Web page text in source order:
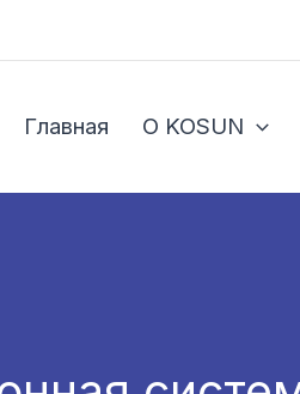
Главная О KOSUN